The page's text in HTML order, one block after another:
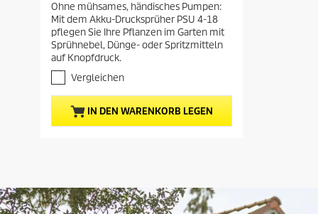
e
l
l
e
r
r
e
e
s
4
v
o
n
5
t
e
r
n
4
B
Ohne mühsames, händisches Pumpen:
Mit dem Akku-Drucksprüher PSU 4-18
pflegen Sie Ihre Pflanzen im Garten mit
Sprühnebel, Dünge- oder Spritzmitteln
auf Knopfdruck.
Vergleichen
IN DEN WARENKORB LEGEN